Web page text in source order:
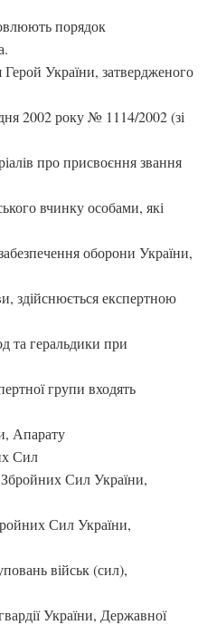
порядок
України, затвердженого
2002 року № 1114/2002 (зі
про присвоєння звання
вчинку особами, які
оборони України,
здійснюється експертною
та геральдики при
групи входять
Апарату
Сил
Сил України,
Сил України,
військ (сил),
України, Державної